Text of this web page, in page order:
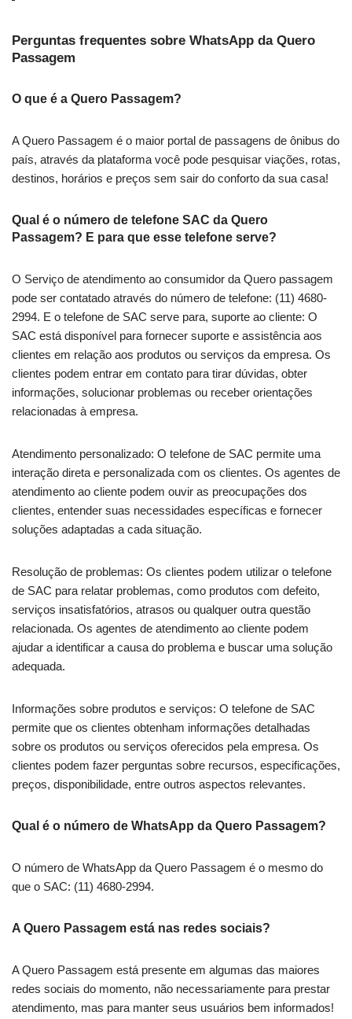
Perguntas frequentes sobre WhatsApp da Quero
Passagem
O que é a Quero Passagem?
A Quero Passagem é o maior portal de passagens de ônibus do
país, através da plataforma você pode pesquisar viações, rotas,
destinos, horários e preços sem sair do conforto da sua casa!
Qual é o número de telefone SAC da Quero
Passagem? E para que esse telefone serve?
O Serviço de atendimento ao consumidor da Quero passagem
pode ser contatado através do número de telefone: (11) 4680-
2994. E o telefone de SAC serve para, suporte ao cliente: O
SAC está disponível para fornecer suporte e assistência aos
clientes em relação aos produtos ou serviços da empresa. Os
clientes podem entrar em contato para tirar dúvidas, obter
informações, solucionar problemas ou receber orientações
relacionadas à empresa.
Atendimento personalizado: O telefone de SAC permite uma
interação direta e personalizada com os clientes. Os agentes de
atendimento ao cliente podem ouvir as preocupações dos
clientes, entender suas necessidades específicas e fornecer
soluções adaptadas a cada situação.
Resolução de problemas: Os clientes podem utilizar o telefone
de SAC para relatar problemas, como produtos com defeito,
serviços insatisfatórios, atrasos ou qualquer outra questão
relacionada. Os agentes de atendimento ao cliente podem
ajudar a identificar a causa do problema e buscar uma solução
adequada.
Informações sobre produtos e serviços: O telefone de SAC
permite que os clientes obtenham informações detalhadas
sobre os produtos ou serviços oferecidos pela empresa. Os
clientes podem fazer perguntas sobre recursos, especificações,
preços, disponibilidade, entre outros aspectos relevantes.
Qual é o número de WhatsApp da Quero Passagem?
O número de WhatsApp da Quero Passagem é o mesmo do
que o SAC: (11) 4680-2994.
A Quero Passagem está nas redes sociais?
A Quero Passagem está presente em algumas das maiores
redes sociais do momento, não necessariamente para prestar
atendimento, mas para manter seus usuários bem informados!